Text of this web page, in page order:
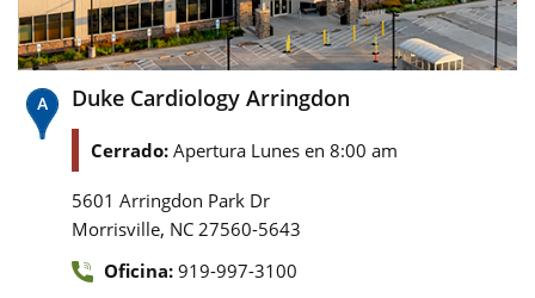
Duke Cardiology Arringdon
Cerrado: Apertura Lunes en 8:00 am
5601 Arringdon Park Dr
Morrisville, NC 27560-5643
Oficina: 919-997-3100